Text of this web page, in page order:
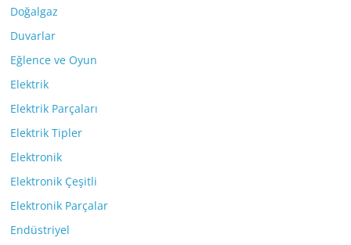
Doğalgaz
Duvarlar
Eğlence ve Oyun
Elektrik
Elektrik Parçaları
Elektrik Tipler
Elektronik
Elektronik Çeşitli
Elektronik Parçalar
Endüstriyel